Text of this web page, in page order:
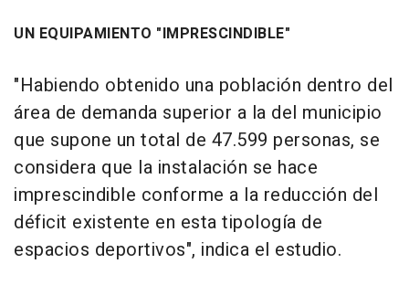
UN EQUIPAMIENTO "IMPRESCINDIBLE"
"Habiendo obtenido una población dentro del
área de demanda superior a la del municipio
que supone un total de 47.599 personas, se
considera que la instalación se hace
imprescindible conforme a la reducción del
déficit existente en esta tipología de
espacios deportivos", indica el estudio.